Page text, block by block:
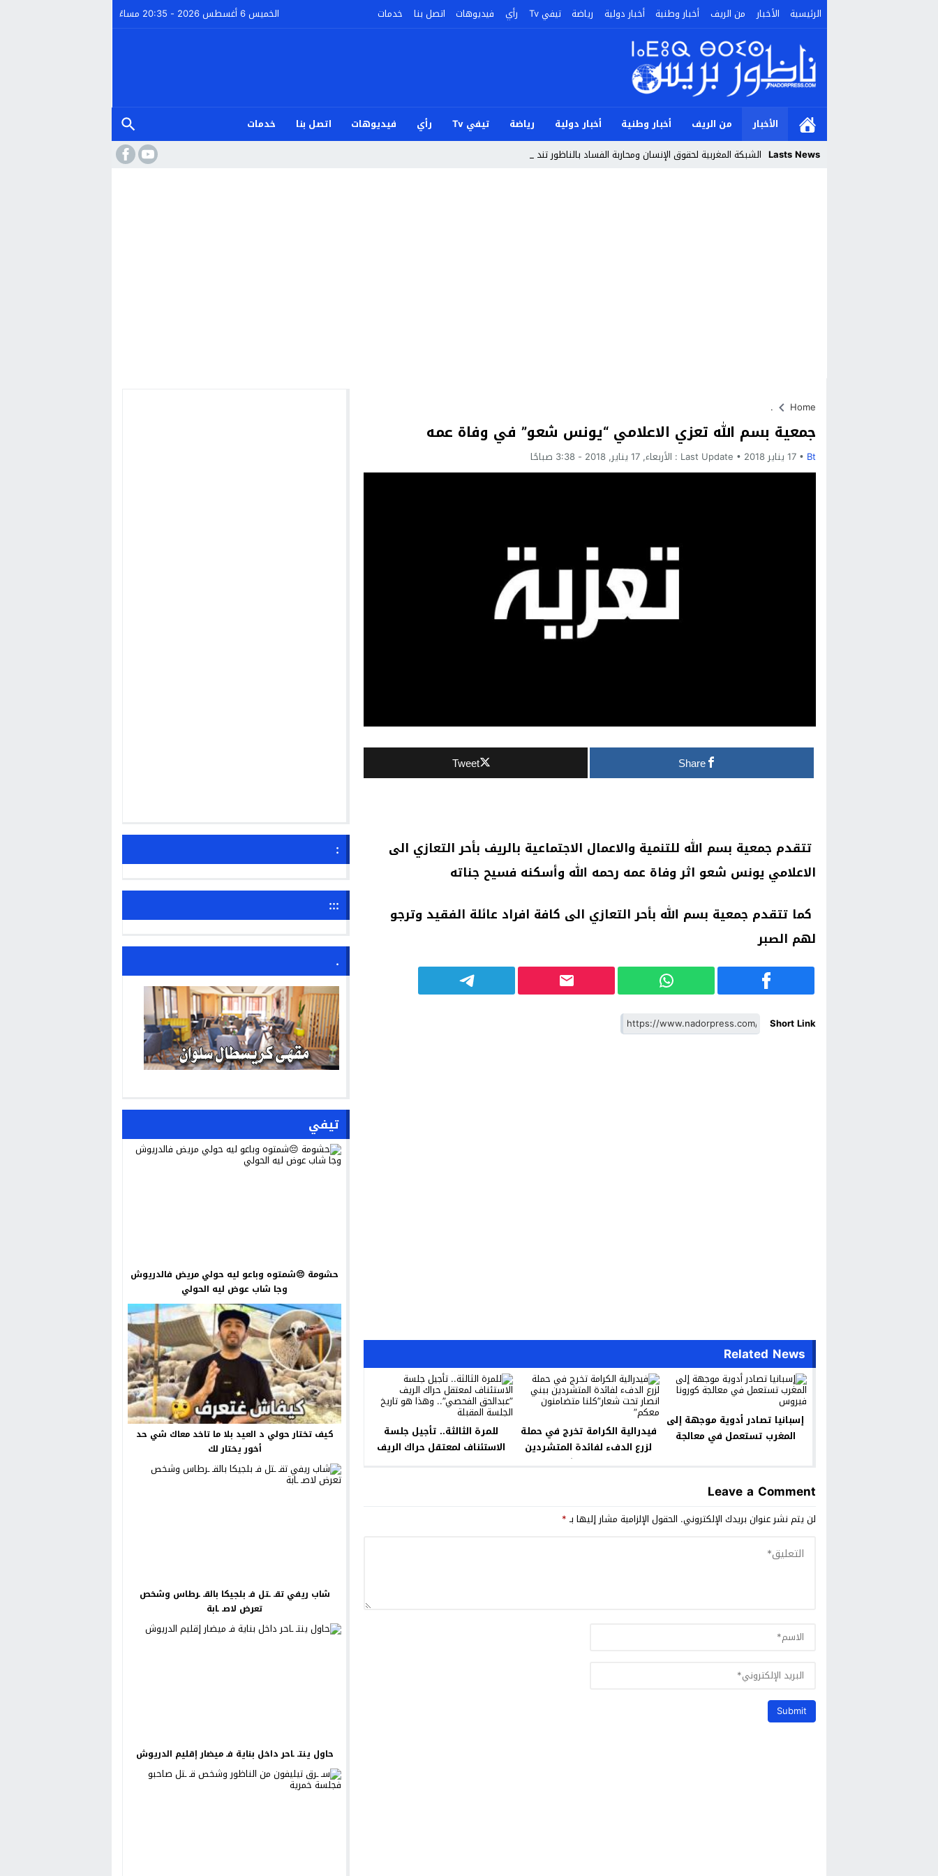
الرئيسية الأخبار من الريف أخبار وطنية أخبار دولية رياضة تيفي Tv رأي فيديوهات اتصل بنا خدمات الخميس 6 أغسطس 2026 - 20:35 مساءً
الأخبار من الريف أخبار وطنية أخبار دولية رياضة تيفي Tv رأي فيديوهات اتصل بنا
خدمات
Lasts News الشبكة المغربية لحقوق الإنسان ومحاربة الفساد بالناظور تندد بأحداث _
Home
.
جمعية بسم الله تعزي الاعلامي “يونس شعو” في وفاة عمه
Bt 17 يناير 2018 Last Update : الأربعاء, 17 يناير, 2018 - 3:38 صباحًا
Share
Tweet
تتقدم جمعية بسم الله للتنمية والاعمال الاجتماعية بالريف بأحر التعازي الى
الاعلامي يونس شعو اثر وفاة عمه رحمه الله وأسكنه فسيح جناته
كما تتقدم جمعية بسم الله بأحر التعازي الى كافة افراد عائلة الفقيد وترجو
لهم الصبر
Short Link
Related News
إسبانيا تصادر أدوية موجهة إلى
المغرب تستعمل في معالجة
فيدرالية الكرامة تخرج في حملة
لزرع الدفء لفائدة المتشردين
ببني انصار تحت شعار”كلنا
للمرة الثالثة.. تأجيل جلسة
الاستئناف لمعتقل حراك الريف
Leave a Comment
لن يتم نشر عنوان بريدك الإلكتروني. الحقول الإلزامية مشار إليها بـ*
:
:::
.
تيفي
حشومة 😔شمتوه وباعو ليه حولي مريض فالدريوش
وجا شاب عوض ليه الحولي
كيف تختار حولي د العيد بلا ما تاخد معاك شي حد
أخور يختار لك
شاب ريفي تقـ ـتل فـ بلجيكا بالقـ ـرطاس وشخص
تعرض لاصـ ـابة
حاول ينتـ ـاحر داخل بناية فـ ميضار إقليم الدريوش